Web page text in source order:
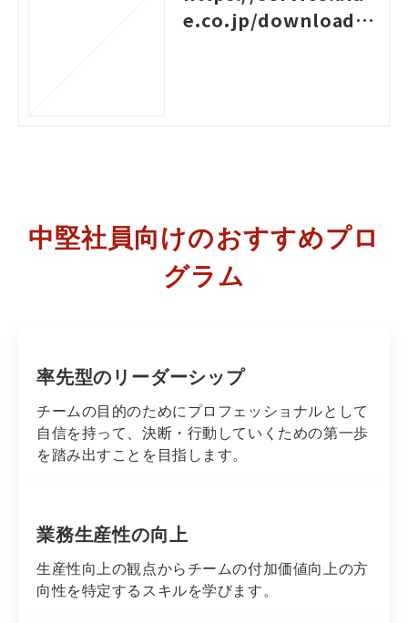
e.co.jp/download/7
中堅社員向けのおすすめプロ
グラム
率先型のリーダーシップ
チームの目的のためにプロフェッショナルとして
自信を持って、決断・行動していくための第一歩
を踏み出すことを目指します。
業務生産性の向上
生産性向上の観点からチームの付加価値向上の方
向性を特定するスキルを学びます。